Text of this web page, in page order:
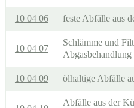
10 04 06 feste Abfälle aus
10 04 07
Schlämme und
Abgasbehandlung
10 04 09 ölhaltige Abfälle
Abfälle aus der